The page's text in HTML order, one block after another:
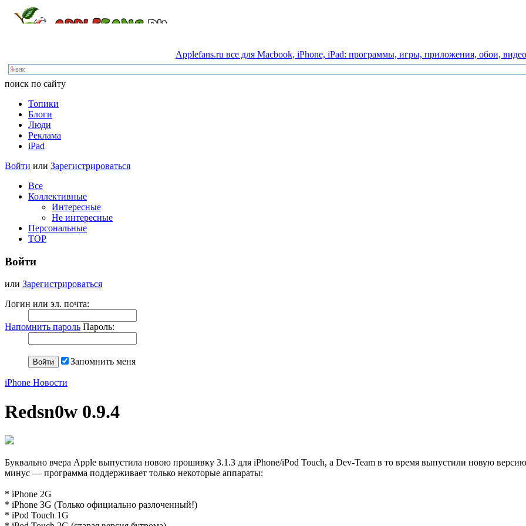
Applefans.ru все для Macbook, iPhone, iPad: программы, игры, приложения, обои, видео
поиск по сайту
Топики
Блоги
Люди
Реклама
iPad
Войти или Зарегистрироваться
Все
Коллективные
Интересные
Не интересные
Персональные
TOP
Войти
или Зарегистрироваться
Логин или эл. почта:
Напомнить пароль Пароль:
Запомнить меня
iPhone Новости
Redsn0w 0.9.4
Буквально вчера Apple выпустила новою прошивку 3.1.3 для iPhone/iPod Touch, а Dev-Team в то время выпустили новую
минус — программа поддерживает только некоторые аппараты:
* iPhone 2G
* iPhone 3G (Только официально разлоченный!)
* iPod Touch 1G